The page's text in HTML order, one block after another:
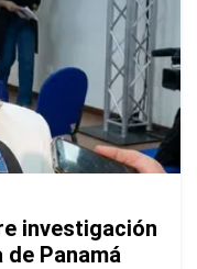
investigación
Panamá